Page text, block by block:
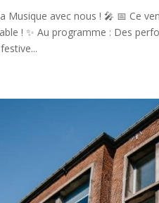
Musique avec nous ! 🎤 📅 Ce
! ✨ Au programme : Des